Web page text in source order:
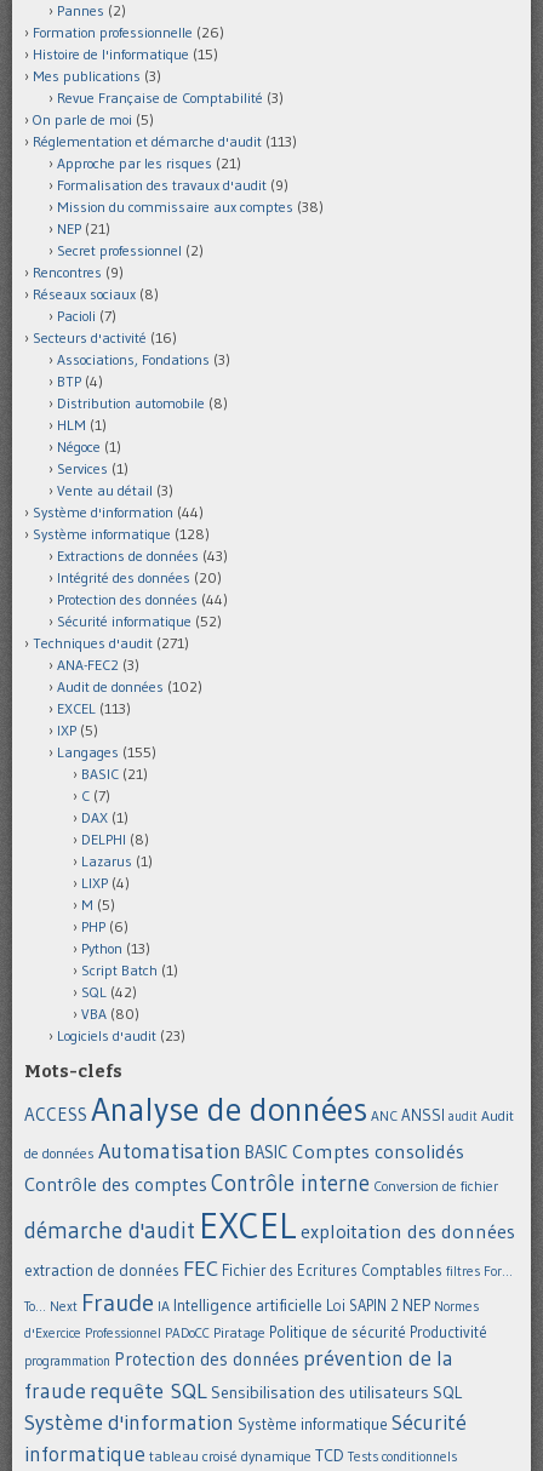
Pannes (2)
Formation professionnelle (26)
Histoire de l'informatique (15)
Mes publications (3)
Revue Française de Comptabilité (3)
On parle de moi (5)
Réglementation et démarche d'audit (113)
Approche par les risques (21)
Formalisation des travaux d'audit (9)
Mission du commissaire aux comptes (38)
NEP (21)
Secret professionnel (2)
Rencontres (9)
Réseaux sociaux (8)
Pacioli (7)
Secteurs d'activité (16)
Associations, Fondations (3)
BTP (4)
Distribution automobile (8)
HLM (1)
Négoce (1)
Services (1)
Vente au détail (3)
Système d'information (44)
Système informatique (128)
Extractions de données (43)
Intégrité des données (20)
Protection des données (44)
Sécurité informatique (52)
Techniques d'audit (271)
ANA-FEC2 (3)
Audit de données (102)
EXCEL (113)
IXP (5)
Langages (155)
BASIC (21)
C (7)
DAX (1)
DELPHI (8)
Lazarus (1)
LIXP (4)
M (5)
PHP (6)
Python (13)
Script Batch (1)
SQL (42)
VBA (80)
Logiciels d'audit (23)
Mots-clefs
ACCESS Analyse de données ANC ANSSI audit Audit
de données Automatisation BASIC Comptes consolidés
Contrôle des comptes Contrôle interne Conversion de fichier
démarche d'audit EXCEL exploitation des données
extraction de données FEC Fichier des Ecritures Comptables filtres For...
To... Next Fraude IA Intelligence artificielle Loi SAPIN 2 NEP Normes
d'Exercice Professionnel PADoCC Piratage Politique de sécurité Productivité
programmation Protection des données prévention de la
fraude requête SQL Sensibilisation des utilisateurs SQL
Système d'information Système informatique Sécurité
informatique tableau croisé dynamique TCD Tests conditionnels